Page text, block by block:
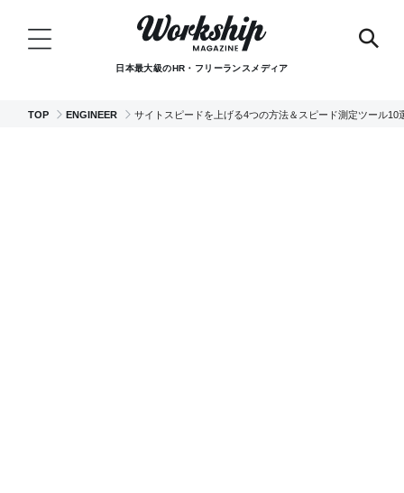
日本最大級のHR・フリーランスメディア
TOP ENGINEER サイトスピードを上げる4つの方法＆スピード測定ツール